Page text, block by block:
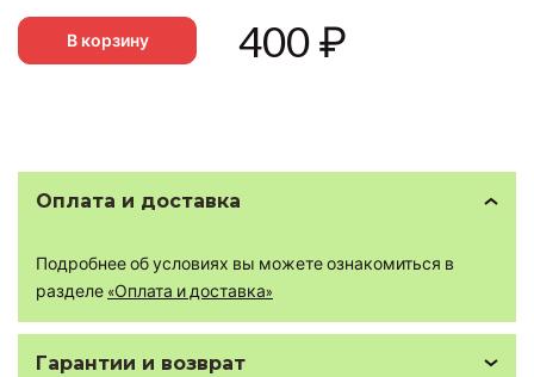
В корзину 400₽
Оплата и доставка
Подробнее об условиях вы можете ознакомиться в
разделе «Оплата и доставка»
Гарантии и возврат